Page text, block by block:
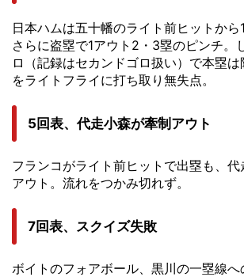
日本ハムは五十幡のライト前ヒットから
さらに盗塁で1アウト2・3塁のピンチ。
ロ（記録はセカンドゴロ扱い）で本塁
をライトフライに打ち取り無失点。
5回表、代走小森が牽制アウト
フランコがライト前ヒットで出塁も、
アウト。流れをつかみ切れず。
7回表、スクイズ失敗
ボイトのフォアボール、黒川の一塁線へ